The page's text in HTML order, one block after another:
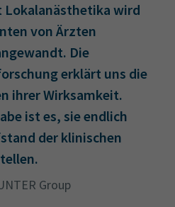
Lokalanästhetika wird
von Ärzten
Die
erklärt uns die
ihrer Wirksamkeit.
ist es, sie endlich
der klinischen
Group